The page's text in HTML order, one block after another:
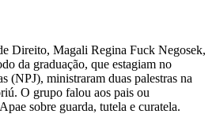
Direito, Magali Regina Fuck Negosek,
da graduação, que estagiam no
(NPJ), ministraram duas palestras na
O grupo falou aos pais ou
sobre guarda, tutela e curatela.